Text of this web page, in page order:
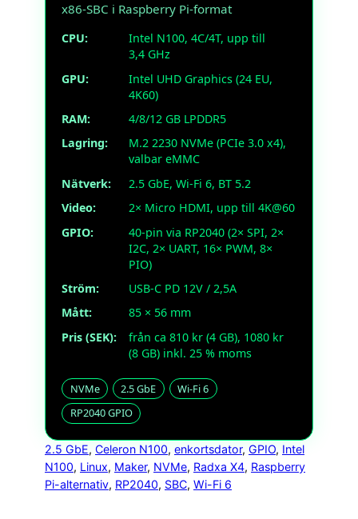
x86-SBC i Raspberry Pi-format
CPU:
Intel N100, 4C/4T, upp till
3,4 GHz
GPU:
Intel UHD Graphics (24 EU,
4K60)
RAM:
4/8/12 GB LPDDR5
Lagring:
M.2 2230 NVMe (PCIe 3.0 x4),
valbar eMMC
Nätverk:
2.5 GbE, Wi-Fi 6, BT 5.2
Video:
2× Micro HDMI, upp till 4K@60
GPIO:
40-pin via RP2040 (2× SPI, 2×
I2C, 2× UART, 16× PWM, 8×
PIO)
Ström:
USB-C PD 12V / 2,5A
Mått:
85 × 56 mm
Pris (SEK):
från ca 810 kr (4 GB), 1080 kr
(8 GB) inkl. 25 % moms
NVMe 2.5 GbE
Wi-Fi 6
RP2040 GPIO
2.5 GbE, Celeron N100, enkortsdator, GPIO, Intel
N100, Linux, Maker, NVMe, Radxa X4, Raspberry
Pi-alternativ, RP2040, SBC, Wi-Fi 6